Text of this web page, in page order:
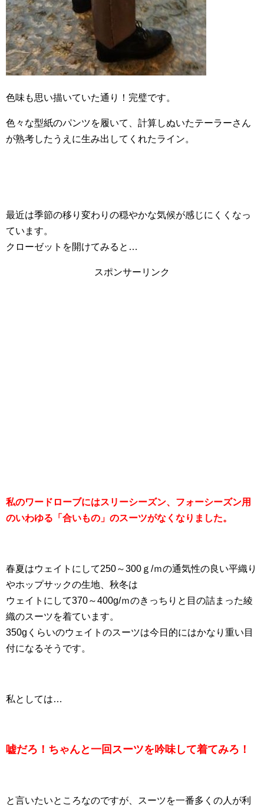
色味も思い描いていた通り！完璧です。
色々な型紙のパンツを履いて、計算しぬいたテーラーさん
が熟考したうえに生み出してくれたライン。
最近は季節の移り変わりの穏やかな気候が感じにくくなっ
ています。
クローゼットを開けてみると…
スポンサーリンク
私のワードローブにはスリーシーズン、フォーシーズン用
のいわゆる「合いもの」のスーツがなくなりました。
春夏はウェイトにして250～300ｇ/ｍの通気性の良い平織り
やホップサックの生地、秋冬は
ウェイトにして370～400g/ｍのきっちりと目の詰まった綾
織のスーツを着ています。
350gくらいのウェイトのスーツは今日的にはかなり重い目
付になるそうです。
私としては…
嘘だろ！ちゃんと一回スーツを吟味して着てみろ！
と言いたいところなのですが、スーツを一番多くの人が利